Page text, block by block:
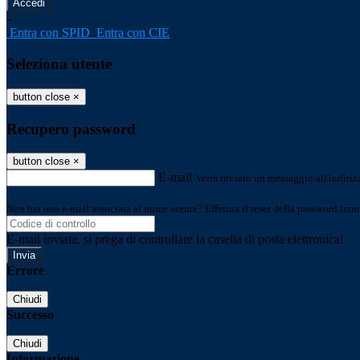
-
Entra con SPID Entra con CIE
Seleziona utente
button close ×
Recupero password
button close ×
E-mail Verrà inviato un messaggio
Non hai una e-mail associata al nome utente? Effettua il reset della password
E-mail inviata, si prega di controllare la casella di posta elettronica!
Errore
Chiudi
Successo
Chiudi